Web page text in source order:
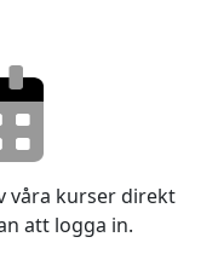
våra kurser direkt
att logga in.